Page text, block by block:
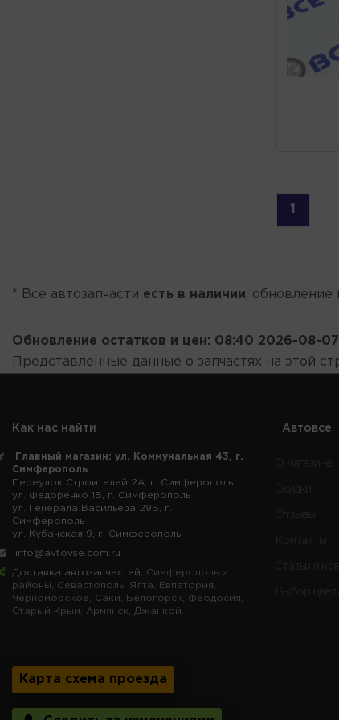
1
* Все автозапчасти есть в наличии, обновление
Обновление остатков и цен: 08:40 2026-08-07
Представленные данные о запчастях на этой
Как нас найти
Главный магазин: ул. Коммунальная 43, г.
Симферополь
Переулок Строителей 2А, г. Симферополь
ул. Федоренко 1В, г. Симферополь
ул. Генерала Васильева 29Б, г.
Симферополь
ул. Кубанская 9, г. Симферополь
info@avtovse.com.ru
Доставка автозапчастей , Симферополь и
районы, Севастополь, Ялта, Евпатория,
Черноморское, Саки, Белогорск, Феодосия,
Старый Крым, Армянск, Джанкой.
Карта схема проезда
Автовсе